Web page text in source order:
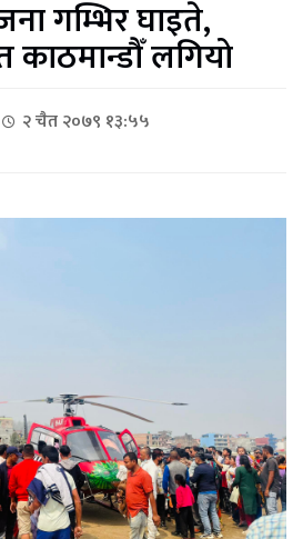
गम्भिर घाइते,
काठमान्डौँ लगियो
२ चैत २०७९ १३:५५